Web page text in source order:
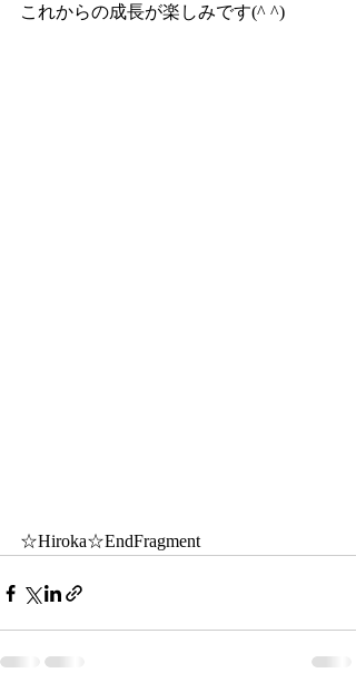
これからの成長が楽しみです(^ ^)
☆Hiroka☆EndFragment